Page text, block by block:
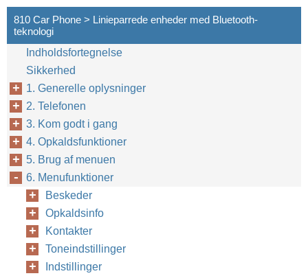
810 Car Phone > Linieparrede enheder med Bluetooth-
teknologi
Indholdsfortegnelse
Sikkerhed
1. Generelle oplysninger
2. Telefonen
3. Kom godt i gang
4. Opkaldsfunktioner
5. Brug af menuen
6. Menufunktioner
Beskeder
Opkaldsinfo
Kontakter
Toneindstillinger
Indstillinger